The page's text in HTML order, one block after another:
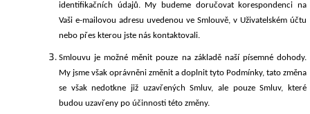
identifikačních údajů. My budeme doručovat korespondenci na
Vaši e-mailovou adresu uvedenou ve Smlouvě, v Uživatelském účtu
nebo přes kterou jste nás kontaktovali.
Smlouvu je možné měnit pouze na základě naší písemné dohody.
My jsme však oprávněni změnit a doplnit tyto Podmínky, tato změna
se však nedotkne již uzavřených Smluv, ale pouze Smluv, které
budou uzavřeny po účinnosti této změny.